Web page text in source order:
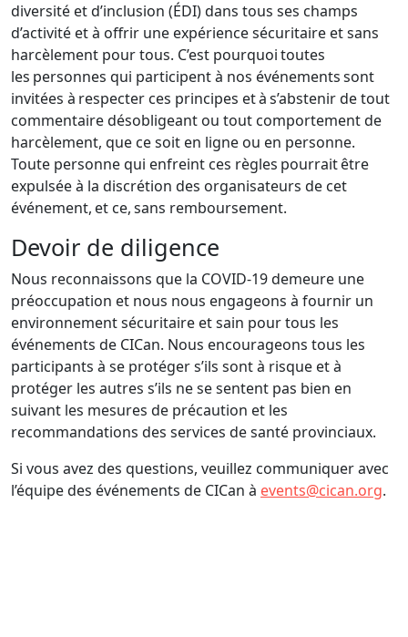
diversité et d’inclusion (ÉDI) dans tous ses champs
d’activité et à offrir une expérience sécuritaire et sans
harcèlement pour tous. C’est pourquoi toutes
les personnes qui participent à nos événements sont
invitées à respecter ces principes et à s’abstenir de tout
commentaire désobligeant ou tout comportement de
harcèlement, que ce soit en ligne ou en personne.
Toute personne qui enfreint ces règles pourrait être
expulsée à la discrétion des organisateurs de cet
événement, et ce, sans remboursement.
Devoir de diligence
Nous reconnaissons que la COVID-19 demeure une
préoccupation et nous nous engageons à fournir un
environnement sécuritaire et sain pour tous les
événements de CICan. Nous encourageons tous les
participants à se protéger s’ils sont à risque et à
protéger les autres s’ils ne se sentent pas bien en
suivant les mesures de précaution et les
recommandations des services de santé provinciaux.
Si vous avez des questions, veuillez communiquer avec
l’équipe des événements de CICan à events@cican.org.